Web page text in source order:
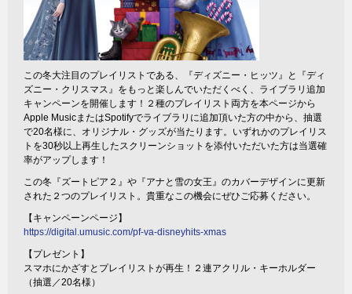
この冬大注目のプレイリストである、『ディズニー・ヒッツ』と『ディ
ズニー・クリスマス』をもっと楽しんでいただくべく、ライブラリ追加
キャンペーンを開催します！２種のプレイリスト両方を本ページから
Apple MusicまたはSpotifyでライブラリに追加頂いた方の中から、抽選
で20名様に、オリジナル・グッズが当たります。いずれかのプレイリス
トを30秒以上再生したスクリーンショットを添付いただいた方は当選確
率がアップします！
この冬『ズートピア２』や『アナと雪の女王』のカバーデザインに更新
された２つのプレイリスト。貴重なこの機会にぜひご応募ください。
【キャンペーンページ】
https://digital.umusic.com/pf-va-disneyhits-xmas
【プレゼント】
スマホにかざすとプレイリストが再生！２連アクリル・キーホルダー
（抽選／20名様）